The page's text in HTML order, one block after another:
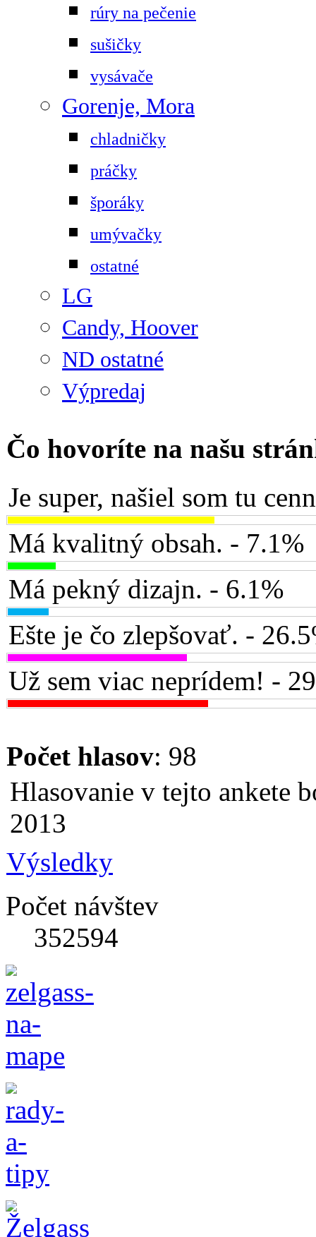
rúry na pečenie
sušičky
vysávače
Gorenje, Mora
chladničky
práčky
šporáky
umývačky
ostatné
LG
Candy, Hoover
ND ostatné
Výpredaj
Čo hovoríte na našu
Je super, našiel som tu
Má kvalitný obsah. - 7.1%
Má pekný dizajn. - 6.1%
Ešte je čo zlepšovať. -
Už sem viac neprídem! -
Počet hlasov: 98
Hlasovanie v tejto ankete
2013
Výsledky
Počet návštev
352594